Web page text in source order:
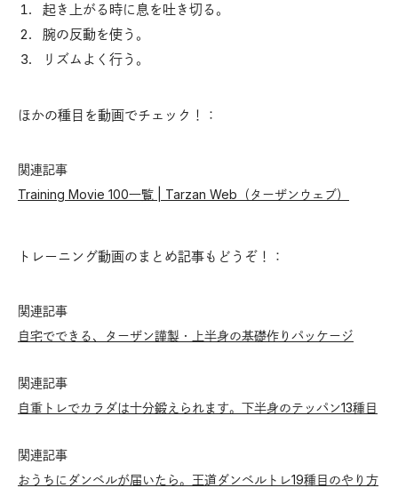
起き上がる時に息を吐き切る。
腕の反動を使う。
リズムよく行う。
ほかの種目を動画でチェック！：
関連記事
Training Movie 100一覧 | Tarzan Web（ターザンウェブ）
トレーニング動画のまとめ記事もどうぞ！：
関連記事
自宅でできる、ターザン謹製・上半身の基礎作りパッケージ
関連記事
自重トレでカラダは十分鍛えられます。下半身のテッパン13種目
関連記事
おうちにダンベルが届いたら。王道ダンベルトレ19種目のやり方